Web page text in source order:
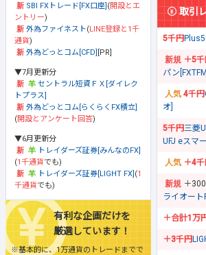
SBI FXトレード[FX口座] (開設とエ
ントリー)
外為ファイネスト(LINE登録と1千
通貨)
外為どっとコム[CFD] [PR]
▼7月更新分
セントラル短資ＦＸ[ダイレク
トプラス]
外為どっとコム[らくらくFX積立]
(開設とアンケート回答)
▼6月更新分
トレイダーズ証券[みんなのFX]
(1千通貨でも)
トレイダーズ証券[LIGHT FX] (1
千通貨でも)
有利な企画だけを
厳選しています！
※基本的に、1万通貨のトレードまでで
取引
5千円
＋5
パン
4千円
オ]
5千円三菱
UFJ eスマ
＋4
＋
ライオート
＋合計1万
＋3千円